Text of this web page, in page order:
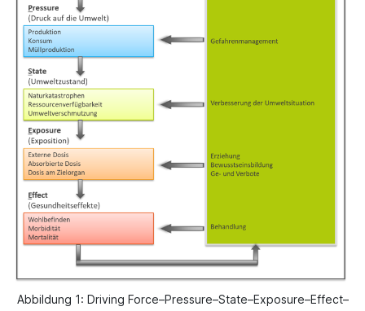
Abbildung 1: Driving Force–Pressure–State–Exposure–Effect–